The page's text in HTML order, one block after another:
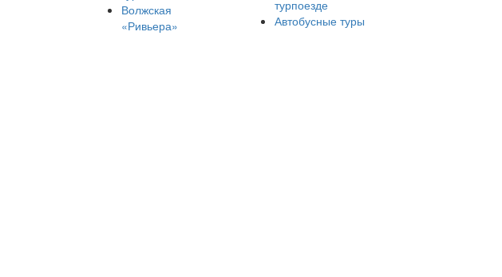
Волжская
«Ривьера»
турпоезде
Автобусные туры